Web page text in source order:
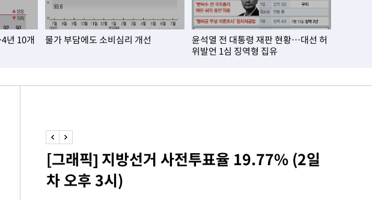
년 10개
물가 부담에도 소비심리 개선
윤석열 전 대통령 재판 현황…대선 허
위발언 1심 징역형 집유
[그래픽] 지방선거 사전투표율 19.77% (2일
차 오후 3시)